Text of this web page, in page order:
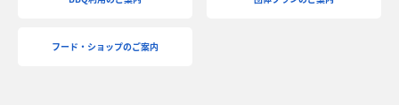
フード・ショップのご案内